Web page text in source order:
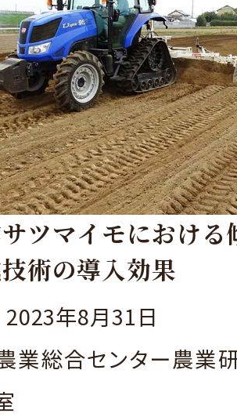
ツマイモにおける
術の導入効果
2023年8月31日
業総合センター農